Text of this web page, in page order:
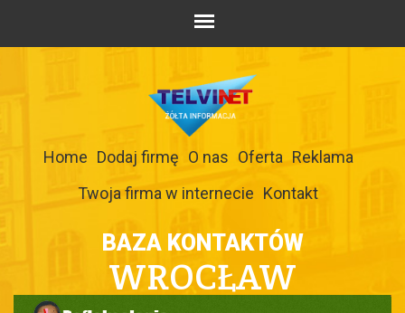
Home Dodaj firmę O nas Oferta Reklama
Twoja firma w internecie Kontakt
BAZA KONTAKTÓW
WROCŁAW